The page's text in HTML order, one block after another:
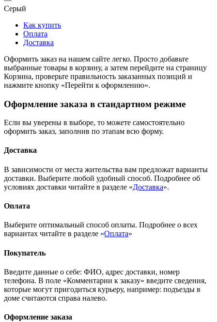
Серый
Как купить
Оплата
Доставка
Оформить заказ на нашем сайте легко. Просто добавьте
выбранные товары в корзину, а затем перейдите на страницу
Корзина, проверьте правильность заказанных позиций и
нажмите кнопку «Перейти к оформлению».
Оформление заказа в стандартном режиме
Если вы уверены в выборе, то можете самостоятельно
оформить заказ, заполнив по этапам всю форму.
Доставка
В зависимости от места жительства вам предложат варианты
доставки. Выберите любой удобный способ. Подробнее об
условиях доставки читайте в разделе «Доставка».
Оплата
Выберите оптимальный способ оплаты. Подробнее о всех
вариантах читайте в разделе «Оплата»
Покупатель
Введите данные о себе: ФИО, адрес доставки, номер
телефона. В поле «Комментарии к заказу» введите сведения,
которые могут пригодиться курьеру, например: подъезды в
доме считаются справа налево.
Оформление заказа